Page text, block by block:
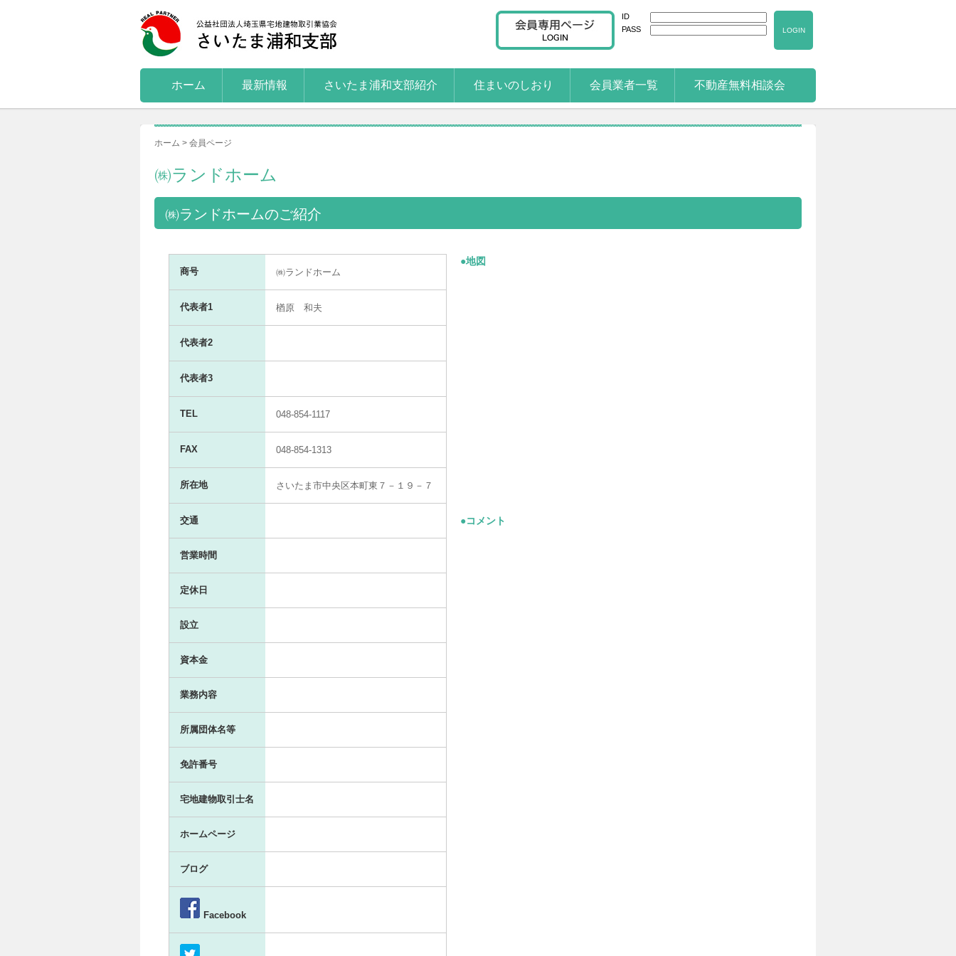
ID
PASS
LOGIN
ホーム 最新情報 さいたま浦和支部紹介 住まいのしおり 会員業者一覧 不動産無料相談会
ホーム > 会員ページ
㈱ランドホーム
㈱ランドホームのご紹介
商号 ㈱ランドホーム
代表者1 楢原 和夫
代表者2
代表者3
TEL 048-854-1117
FAX 048-854-1313
所在地 さいたま市中央区本町東７－１９－７
交通
営業時間
定休日
設立
資本金
業務内容
所属団体名等
免許番号
宅地建物取引士名
ホームページ
ブログ
Facebook
●地図
●コメント